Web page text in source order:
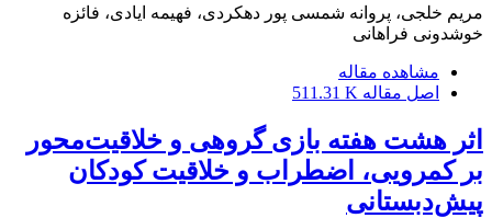
مریم خلجی، پروانه شمسی پور دهکردی، فهیمه ایادی، فائزه
خوشدونی فراهانی
مشاهده مقاله
اصل مقاله 511.31 K
اثر هشت هفته بازی گروهی و خلاقیت‌محور
بر کمرویی، اضطراب و خلاقیت کودکان
پیش‌دبستانی